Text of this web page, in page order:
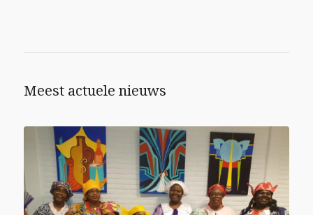
Meest actuele nieuws